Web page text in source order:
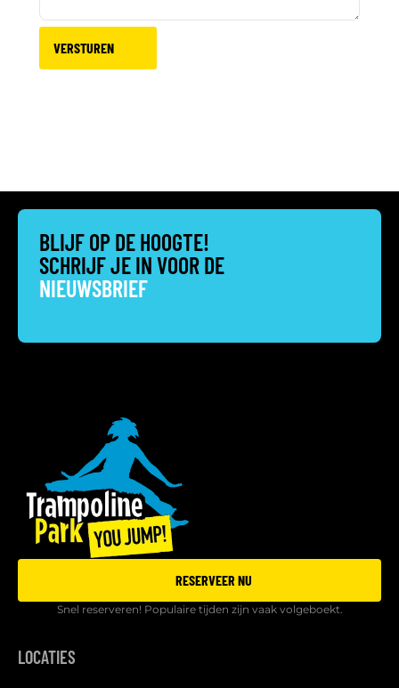
VERSTUREN
BLIJF OP DE HOOGTE!
SCHRIJF JE IN VOOR DE
NIEUWSBRIEF
RESERVEER NU
Snel reserveren! Populaire tijden zijn vaak volgeboekt.
LOCATIES